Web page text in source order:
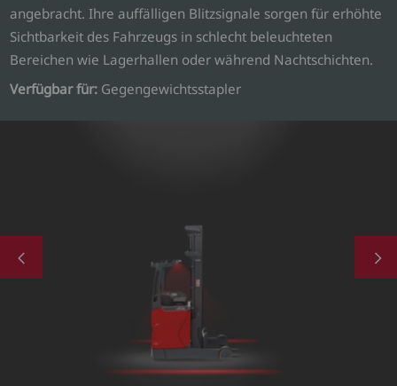
angebracht. Ihre auffälligen Blitzsignale sorgen für erhöhte
Sichtbarkeit des Fahrzeugs in schlecht beleuchteten
Bereichen wie Lagerhallen oder während Nachtschichten.
Verfügbar für: Gegengewichtsstapler